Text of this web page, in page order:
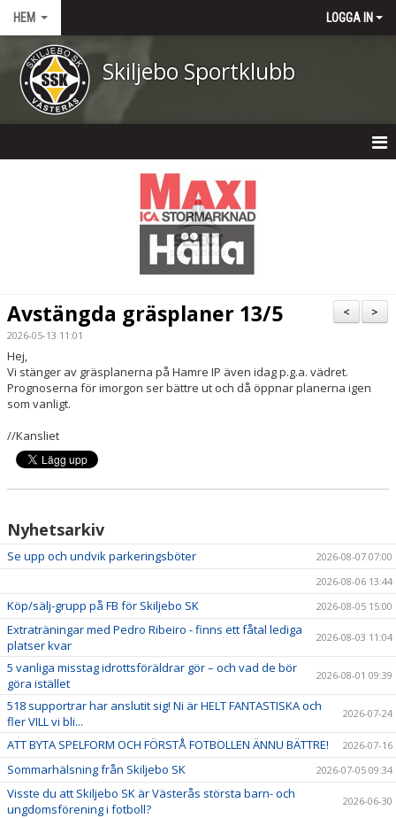
HEM LOGGA IN
Skiljebo Sportklubb
KALENDER
DOKUMENT
VÅRA LAG/TRÄNARE
MATCHER
BOKNING KLUBBHUSET
VÅRA AVGIFTER
>
<
Avstängda gräsplaner 13/5
2026-05-13 11:01
Hej,
Vi stänger av gräsplanerna på Hamre IP även idag p.g.a. vädret.
Prognoserna för imorgon ser bättre ut och då öppnar planerna igen
som vanligt.
//Kansliet
Nyhetsarkiv
Se upp och undvik parkeringsböter
2026-08-07 07:00
2026-08-06 13:44
Köp/sälj-grupp på FB för Skiljebo SK 2026-08-05 15:00
Extraträningar med Pedro Ribeiro - finns ett fåtal lediga
platser kvar
2026-08-03 11:04
5 vanliga misstag idrottsföräldrar gör – och vad de bör
göra istället
2026-08-01 09:39
518 supportrar har anslutit sig! Ni är HELT FANTASTISKA och
fler VILL vi bli...
2026-07-24
ATT BYTA SPELFORM OCH FÖRSTÅ FOTBOLLEN ÄNNU BÄTTRE! 2026-07-16
Sommarhälsning från Skiljebo SK 2026-07-05 09:34
Visste du att Skiljebo SK är Västerås största barn- och
ungdomsförening i fotboll?
2026-06-30